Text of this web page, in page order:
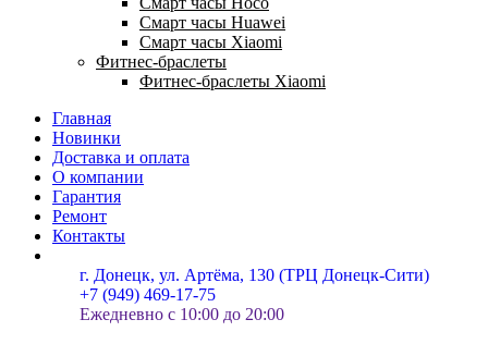
Смарт часы Huawei
Смарт часы Xiaomi
Фитнес-браслеты
Фитнес-браслеты Xiaomi
Главная
Новинки
Доставка и оплата
О компании
Гарантия
Ремонт
Контакты
г. Донецк, ул. Артёма, 130 (ТРЦ Донецк-Сити)
+7 (949) 469-17-75
Ежедневно с 10:00 до 20:00